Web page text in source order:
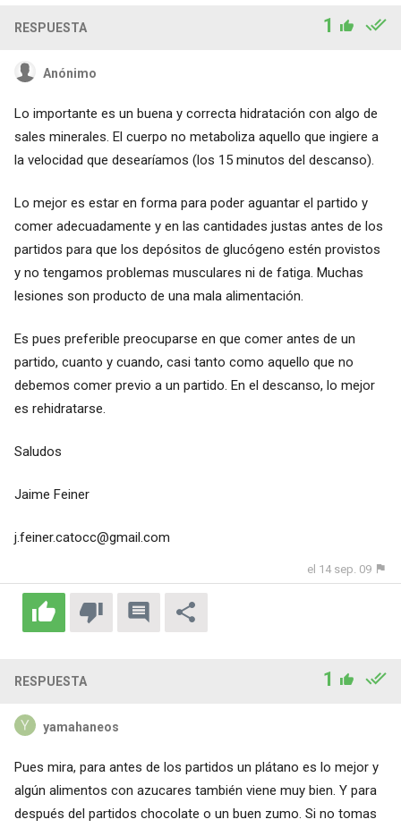
RESPUESTA 1
Anónimo
Lo importante es un buena y correcta hidratación con algo de
sales minerales. El cuerpo no metaboliza aquello que ingiere a
la velocidad que desearíamos (los 15 minutos del descanso).
Lo mejor es estar en forma para poder aguantar el partido y
comer adecuadamente y en las cantidades justas antes de los
partidos para que los depósitos de glucógeno estén provistos
y no tengamos problemas musculares ni de fatiga. Muchas
lesiones son producto de una mala alimentación.
Es pues preferible preocuparse en que comer antes de un
partido, cuanto y cuando, casi tanto como aquello que no
debemos comer previo a un partido. En el descanso, lo mejor
es rehidratarse.
Saludos
Jaime Feiner
j.feiner.catocc@gmail.com
el 14 sep. 09
RESPUESTA 1
yamahaneos
Pues mira, para antes de los partidos un plátano es lo mejor y
algún alimentos con azucares también viene muy bien. Y para
después del partidos chocolate o un buen zumo. Si no tomas